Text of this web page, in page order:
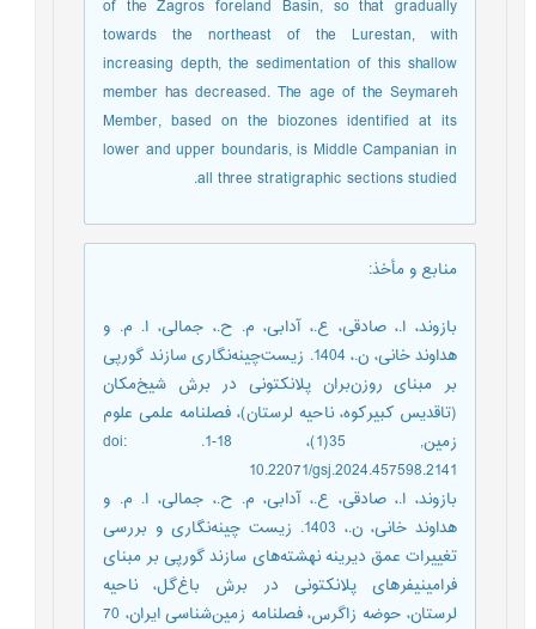
of the Zagros foreland Basin, so that gradually
towards the northeast of the Lurestan, with
increasing depth, the sedimentation of this shallow
member has decreased. The age of the Seymareh
Member, based on the biozones identified at its
lower and upper boundaris, is Middle Campanian in
all three stratigraphic sections studied.
منابع و مأخذ:
بازوند، ا.، صادقی، ع.، آدابی، م. ح.، جمالی، ا. م. و
هداوند خانی، ن.، 1404. زیست‌چینه‌نگاری سازند گورپی
بر مبنای روزن‌بران پلانکتونی در برش شیخ‌مکان
(تاقدیس کبیرکوه، ناحیه لرستان)، فصلنامه علمی علوم
زمین, 35(1)، 18-1. doi:
10.22071/gsj.2024.457598.2141
بازوند، ا.، صادقی، ع.، آدابی، م. ح.، جمالی، ا. م. و
هداوند خانی، ن.، 1403. زیست چینه‌نگاری و بررسی
تغییرات عمق دیرینه نهشته‌های سازند گورپی بر مبنای
فرامینیفرهای پلانکتونی در برش باغ‌گل، ناحیه
لرستان، حوضه زاگرس، فصلنامه زمین‌شناسی ایران، 70